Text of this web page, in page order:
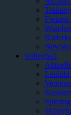
Volleyball
Leitbild